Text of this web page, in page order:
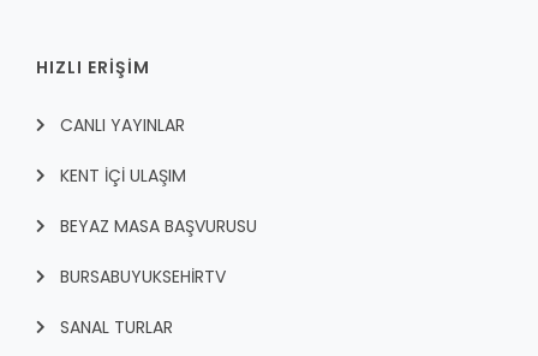
HIZLI ERİŞİM
CANLI YAYINLAR
KENT İÇI ULAŞIM
BEYAZ MASA BAŞVURUSU
BURSABUYUKSEHIRTV
SANAL TURLAR